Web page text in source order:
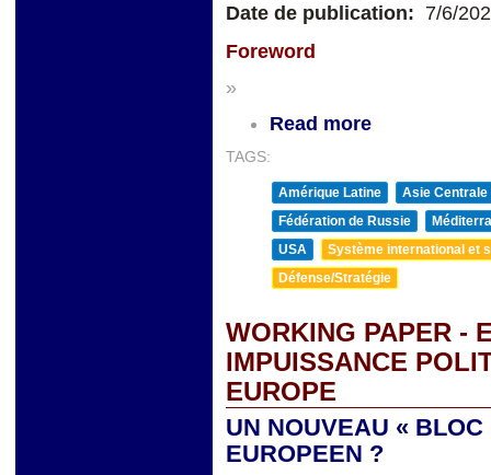
Date de publication: 7/6/
Foreword
»
Read more
TAGS:
Amérique Latine
Asie Centrale
Fédération de Russie
USA
Système international et
Défense/Stratégie
WORKING PAPER -
IMPUISSANCE
EUROPE
UN NOUVEAU «
EUROPEEN ?